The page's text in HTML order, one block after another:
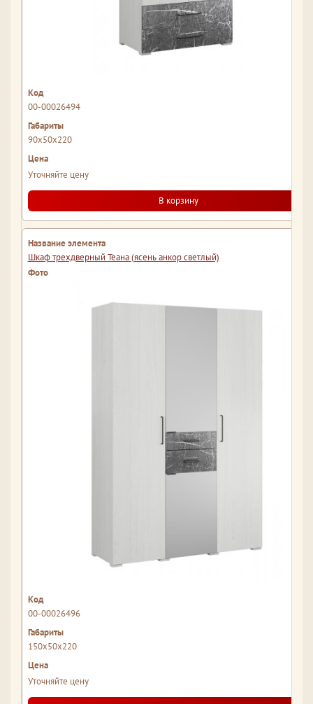
00-00026494
90x50x220
Уточняйте цену
В корзину
Шкаф трехдверный Теана (ясень анкор светлый)
00-00026496
150x50x220
Уточняйте цену